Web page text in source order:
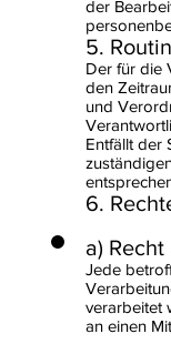
der
5.
Der für die
den
und
Entfällt der
6.
a)
Jede
verarbeitet
an einen